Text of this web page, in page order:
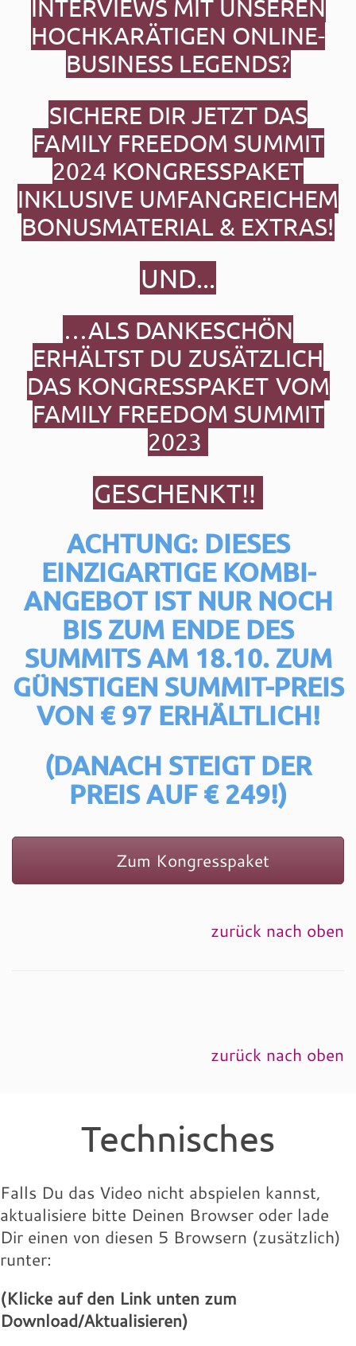
INTERVIEWS MIT UNSEREN
HOCHKARÄTIGEN ONLINE-
BUSINESS LEGENDS?
SICHERE DIR JETZT DAS
FAMILY FREEDOM SUMMIT
2024 KONGRESSPAKET
INKLUSIVE UMFANGREICHEM
BONUSMATERIAL & EXTRAS!
UND...
…ALS DANKESCHÖN
ERHÄLTST DU ZUSÄTZLICH
DAS KONGRESSPAKET VOM
FAMILY FREEDOM SUMMIT
2023
GESCHENKT!!
ACHTUNG: DIESES
EINZIGARTIGE KOMBI-
ANGEBOT IST NUR NOCH
BIS ZUM ENDE DES
SUMMITS AM 18.10. ZUM
GÜNSTIGEN SUMMIT-PREIS
VON € 97 ERHÄLTLICH!
(DANACH STEIGT DER
PREIS AUF € 249!)
Zum Kongresspaket
zurück nach oben
zurück nach oben
Technisches
Falls Du das Video nicht abspielen kannst,
aktualisiere bitte Deinen Browser oder lade
Dir einen von diesen 5 Browsern (zusätzlich)
runter:
(Klicke auf den Link unten zum
Download/Aktualisieren)